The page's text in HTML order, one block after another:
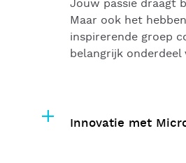
Jouw passie draagt
Maar ook het
inspirerende groep
belangrijk onderdeel
Innovatie met